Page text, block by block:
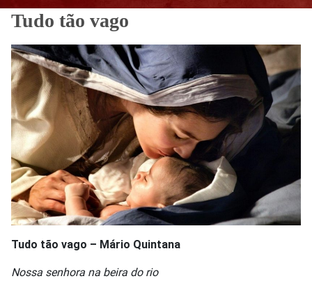
Tudo tão vago
Tudo tão vago – Mário Quintana
Nossa senhora na beira do rio